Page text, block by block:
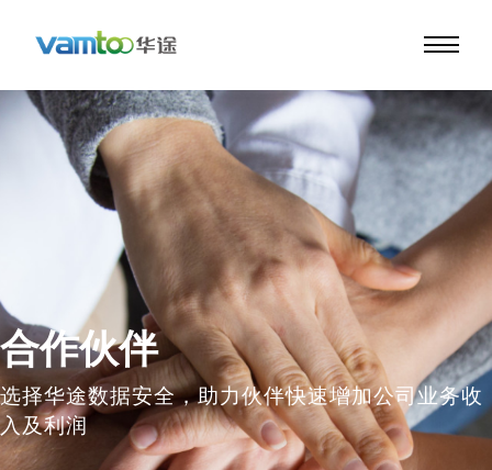
合作伙伴
选择华途数据安全，助力伙伴快速增加公司业务收
入及利润